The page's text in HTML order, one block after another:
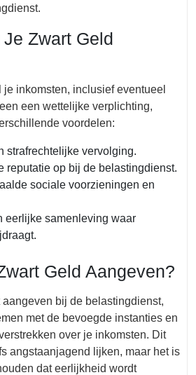
Zwart Geld
inkomsten, inclusief eventueel
een wettelijke verplichting,
voordelen:
strafrechtelijke vervolging.
reputatie op bij de belastingdienst.
sociale voorzieningen en
eerlijke samenleving waar
Geld Aangeven?
bij de belastingdienst,
met de bevoegde instanties en
over je inkomsten. Dit
angstaanjagend lijken, maar het is
dat eerlijkheid wordt